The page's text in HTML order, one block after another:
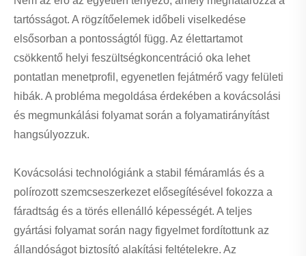
tartósságot. A rögzítőelemek időbeli viselkedése
elsősorban a pontosságtól függ. Az élettartamot
csökkentő helyi feszültségkoncentráció oka lehet
pontatlan menetprofil, egyenetlen fejátmérő vagy felületi
hibák. A probléma megoldása érdekében a kovácsolási
és megmunkálási folyamat során a folyamatirányítást
hangsúlyozzuk.
Kovácsolási technológiánk a stabil fémáramlás és a
polírozott szemcseszerkezet elősegítésével fokozza a
fáradtság és a törés ellenálló képességét. A teljes
gyártási folyamat során nagy figyelmet fordítottunk az
állandóságot biztosító alakítási feltételekre. Az